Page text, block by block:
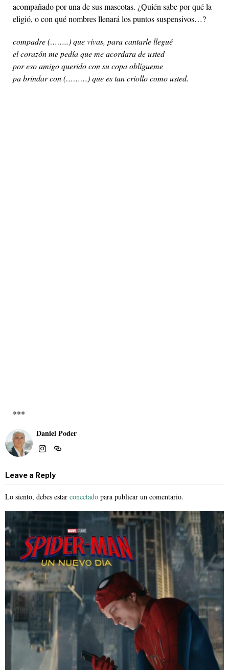
acompañado por una de sus mascotas. ¿Quién sabe por qué la
eligió, o con qué nombres llenará los puntos suspensivos…?
compadre (……..) que vivas, para cantarle llegué
el corazón me pedía que me acordara de usted
por eso amigo querido con su copa oblígueme
pa brindar con (………) que es tan criollo como usted.
***
Daniel Poder
Leave a Reply
Lo siento, debes estar conectado para publicar un comentario.